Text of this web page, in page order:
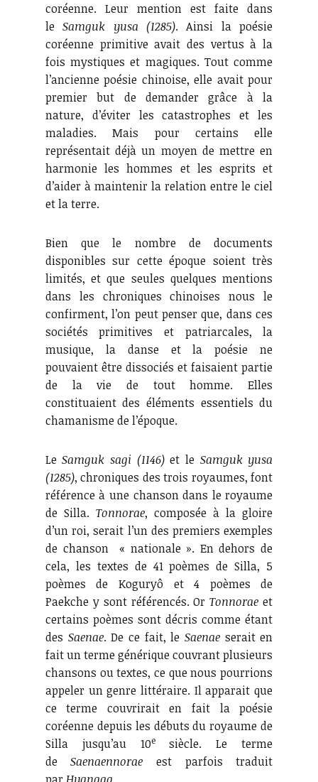
coréenne. Leur mention est faite dans
leSamguk yusa (1285). Ainsi la poésie
coréenne primitive avait des vertus à la
fois mystiques et magiques. Tout comme
l’ancienne poésie chinoise, elle avait pour
premier but de demander grâce à la
nature, d’éviter les catastrophes et les
maladies. Mais pour certains elle
représentait déjà un moyen de mettre en
harmonie les hommes et les esprits et
d’aider à maintenir la relation entre le ciel
et la terre.
Bien que le nombre de documents
disponibles sur cette époque soient très
limités, et que seules quelques mentions
dans les chroniques chinoises nous le
confirment, l’on peut penser que, dans ces
sociétés primitives et patriarcales, la
musique, la danse et la poésie ne
pouvaient être dissociés et faisaient partie
de la vie de tout homme. Elles
constituaient des éléments essentiels du
chamanisme de l’époque.
LeSamguk sagi (1146)et le Samguk yusa
(1285), chroniques des trois royaumes, font
référence à une chanson dans le royaume
de Silla. Tonnorae, composée à la gloire
d’un roi, serait l’un des premiers exemples
de chanson « nationale ». En dehors de
cela, les textes de 41 poèmes de Silla, 5
poèmes de Koguryô et 4 poèmes de
Paekche y sont référencés. OrTonnoraeet
certains poèmes sont décris comme étant
des Saenae. De ce fait, le Saenae serait en
fait un terme générique couvrant plusieurs
chansons ou textes, ce que nous pourrions
appeler un genre littéraire. Il apparait que
ce terme couvrirait en fait la poésie
coréenne depuis les débuts du royaume de
Silla jusqu’au 10esiècle. Le terme
deSaenaennorae est parfois traduit